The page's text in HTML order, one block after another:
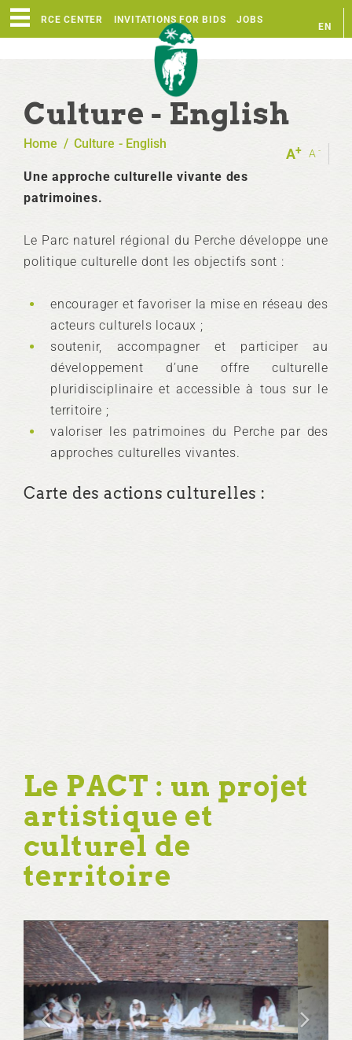
RESOURCE CENTER INVITATIONS FOR BIDS JOBS
EN
Culture - English
-
A
+
A
Home / Culture - English
Une approche culturelle vivante des
patrimoines.
Le Parc naturel régional du Perche développe une
politique culturelle dont les objectifs sont :
encourager et favoriser la mise en réseau des
acteurs culturels locaux ;
soutenir, accompagner et participer au
développement d’une offre culturelle
pluridisciplinaire et accessible à tous sur le
territoire ;
valoriser les patrimoines du Perche par des
approches culturelles vivantes.
Carte des actions culturelles :
Le PACT : un projet
artistique et
culturel de
territoire